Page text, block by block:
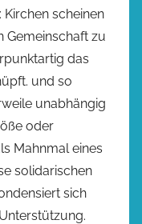
scheinen
Gemeinschaft zu
das
und so
unabhängig
oder
Mahnmal eines
solidarischen
sich